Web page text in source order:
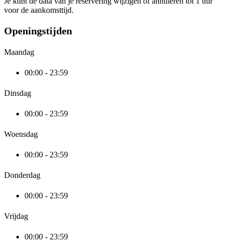
voor de aankomsttijd.
Openingstijden
Maandag
00:00 - 23:59
Dinsdag
00:00 - 23:59
Woensdag
00:00 - 23:59
Donderdag
00:00 - 23:59
Vrijdag
00:00 - 23:59